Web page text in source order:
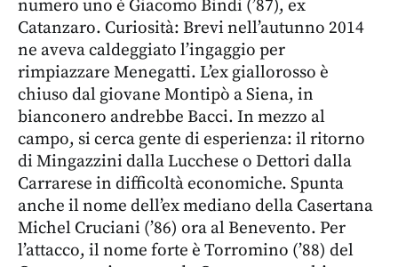
numero uno è Giacomo Bindi (’87), ex
Catanzaro. Curiosità: Brevi nell’autunno 2014
ne aveva caldeggiato l’ingaggio per
rimpiazzare Menegatti. L’ex giallorosso è
chiuso dal giovane Montipò a Siena, in
bianconero andrebbe Bacci. In mezzo al
campo, si cerca gente di esperienza: il ritorno
di Mingazzini dalla Lucchese o Dettori dalla
Carrarese in difficoltà economiche. Spunta
anche il nome dell’ex mediano della Casertana
Michel Cruciani (’86) ora al Benevento. Per
l’attacco, il nome forte è Torromino (’88) del